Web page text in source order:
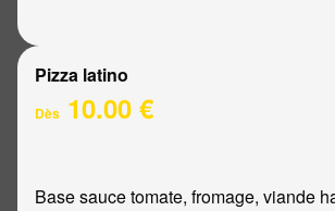
Pizza latino
Dès 10.00 €
Base sauce tomate, fromage, viande